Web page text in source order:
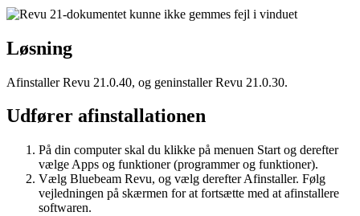
Løsning
Afinstaller Revu 21.0.40, og geninstaller Revu 21.0.30.
Udfører afinstallationen
På din computer skal du klikke på menuen Start og derefter
vælge Apps og funktioner (programmer og funktioner).
Vælg Bluebeam Revu, og vælg derefter Afinstaller. Følg
vejledningen på skærmen for at fortsætte med at afinstallere
softwaren.